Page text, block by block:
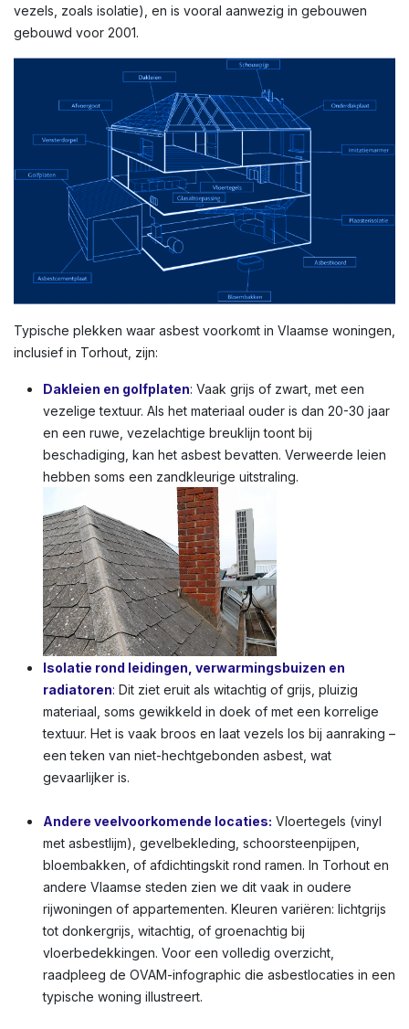
vezels, zoals isolatie), en is vooral aanwezig in gebouwen
gebouwd voor 2001.
Typische plekken waar asbest voorkomt in Vlaamse woningen,
inclusief in Torhout, zijn:
Dakleien en golfplaten: Vaak grijs of zwart, met een
vezelige textuur. Als het materiaal ouder is dan 20-30 jaar
en een ruwe, vezelachtige breuklijn toont bij
beschadiging, kan het asbest bevatten. Verweerde leien
hebben soms een zandkleurige uitstraling.
Isolatie rond leidingen, verwarmingsbuizen en
radiatoren: Dit ziet eruit als witachtig of grijs, pluizig
materiaal, soms gewikkeld in doek of met een korrelige
textuur. Het is vaak broos en laat vezels los bij aanraking –
een teken van niet-hechtgebonden asbest, wat
gevaarlijker is.
Andere veelvoorkomende locaties:
Vloertegels (vinyl
met asbestlijm), gevelbekleding, schoorsteenpijpen,
bloembakken, of afdichtingskit rond ramen. In Torhout en